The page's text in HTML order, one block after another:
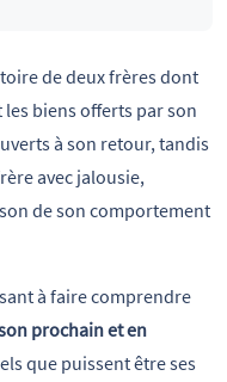
de deux frères dont
les biens offerts par son
à son retour, tandis
avec jalousie,
de son comportement
à faire comprendre
prochain et en
que puissent être ses